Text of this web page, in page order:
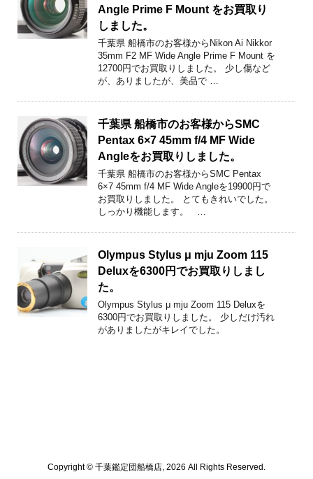
Angle Prime F Mount をお買取り
しました。
千葉県 船橋市のお客様からNikon Ai Nikkor
35mm F2 MF Wide Angle Prime F Mount を
12700円でお買取りしました。 少し傷など
が、ありましたが、美品で …
千葉県 船橋市のお客様からSMC
Pentax 6×7 45mm f/4 MF Wide
Angleをお買取りしました。
千葉県 船橋市のお客様からSMC Pentax
6×7 45mm f/4 MF Wide Angleを19900円で
お買取りしました。 とてもきれいでした。
しっかり機能します。 …
Olympus Stylus μ mju Zoom 115
Deluxを6300円でお買取りしまし
た。
Olympus Stylus μ mju Zoom 115 Deluxを
6300円でお買取りしました。 少しだけ汚れ
がありましたがキレイでした。
Copyright © 千葉鑑定団船橋店, 2026 All Rights Reserved.